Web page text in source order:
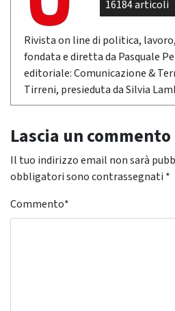
16184 articoli
Rivista on line di politica,
fondata e diretta da Pasquale
editoriale: Comunicazione &
Tirreni, presieduta da Silvia
Lascia un commento
Il tuo indirizzo email non sarà
obbligatori sono contrassegnati *
Commento*